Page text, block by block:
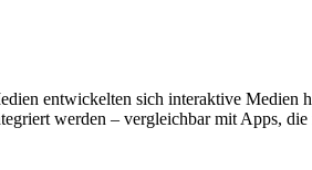
entwickelten sich interaktive Medien
werden – vergleichbar mit Apps,